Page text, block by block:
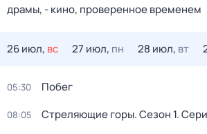
драмы, - кино, проверенное временем
26 июл, вс 27 июл, пн 28 июл, вт
05:30 Побег
08:05 Стреляющие горы. Сезон 1.